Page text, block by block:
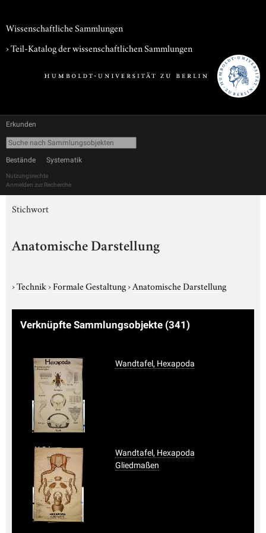
Wissenschaftliche Sammlungen
› Teil-Katalog der wissenschaftlichen Sammlungen
Erkunden
Bestände Systematik
Nutzungsrechte
Anmelden zur Recherche
Stichwort
Anatomische Darstellung
›Technik›Formale Gestaltung›Anatomische Darstellung
Verknüpfte Sammlungsobjekte (341)
Wandtafel, Hexapoda
Wandtafel, Hexapoda
Gliedmaßen